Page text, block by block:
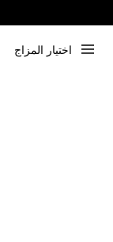
اختيار المزاج